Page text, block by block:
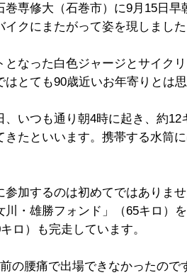
巻専修大（石巻市）に9月15日
クにまたがって姿を現しました
となった白色ジャージとサイク
とても90歳近いお年寄りとは思
、いつも通り朝4時に起き、約
きたといいます。携帯する水筒
参加するのは初めてではありま
川・雄勝フォンド」（65キロ）
ロ）も完走しています。
の腰痛で出場できなかったので